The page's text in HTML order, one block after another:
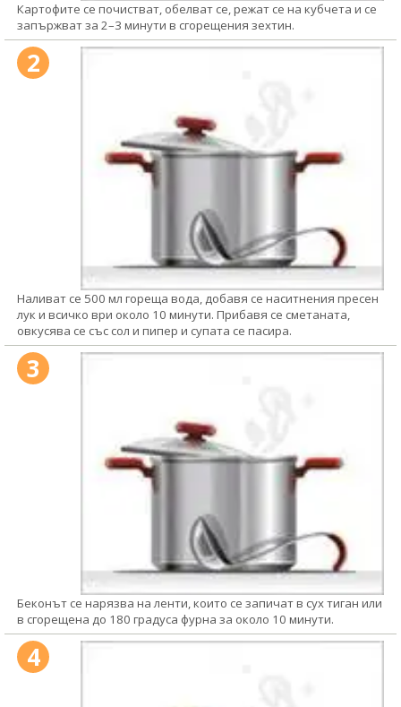
Картофите се почистват, обелват се, режат се на кубчета и се
запържват за 2–3 минути в сгорещения зехтин.
2
Наливат се 500 мл гореща вода, добавя се наситнения пресен
лук и всичко ври около 10 минути. Прибавя се сметаната,
овкусява се със сол и пипер и супата се пасира.
3
Беконът се нарязва на ленти, които се запичат в сух тиган или
в сгорещена до 180 градуса фурна за около 10 минути.
4